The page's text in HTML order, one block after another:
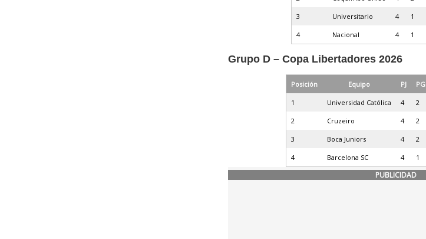
3 Universitario 4 1
4 Nacional 4 1
Grupo D – Copa Libertadores 2026
Posición Equipo PJ PG
1 Universidad Católica 4 2
2 Cruzeiro 4 2
3 Boca Juniors 4 2
4 Barcelona SC 4 1
PUBLICIDAD